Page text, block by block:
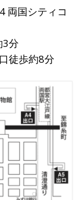
両国シティコ
3分
徒歩約8分